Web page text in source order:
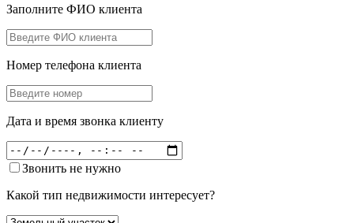
Заполните ФИО клиента
Номер телефона клиента
Дата и время звонка клиенту
Звонить не нужно
Какой тип недвижимости интересует?